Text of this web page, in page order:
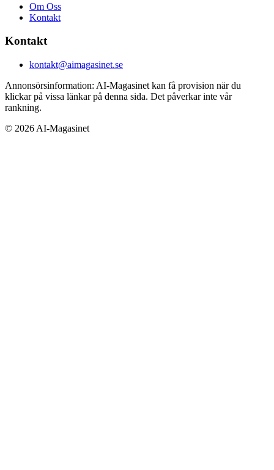
Om Oss
Kontakt
Kontakt
kontakt@aimagasinet.se
Annonsörsinformation: AI-Magasinet kan få provision när du
klickar på vissa länkar på denna sida. Det påverkar inte vår
rankning.
© 2026 AI-Magasinet